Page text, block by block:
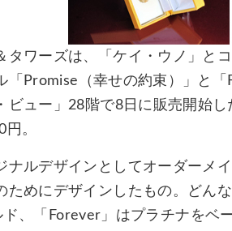
タワーズは、「ケイ・ウノ」と
「Promise（幸せの約束）」と「
ビュー」28階で8日に販売開始
。
ナルデザインとしてオーダーメ
ためにデザインしたもの。どん
、「Forever」はプラチナをベ